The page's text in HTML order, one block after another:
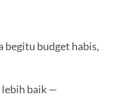
begitu budget habis,
lebih baik —